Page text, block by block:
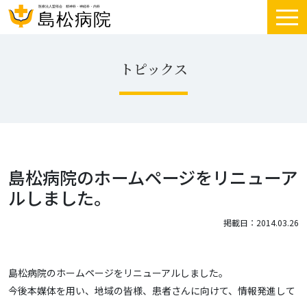
トピックス
島松病院のホームページをリニューア
ルしました。
掲載日：2014.03.26
島松病院のホームページをリニューアルしました。
今後本媒体を用い、地域の皆様、患者さんに向けて、情報発進して